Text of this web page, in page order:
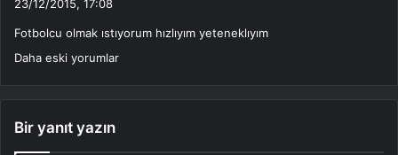
k
23/12/2015, 17:08
Fotbolcu olmak ıstıyorum hızlıyım yeteneklıyım
Yorum
Daha eski yorumlar
Bir yanıt yazın